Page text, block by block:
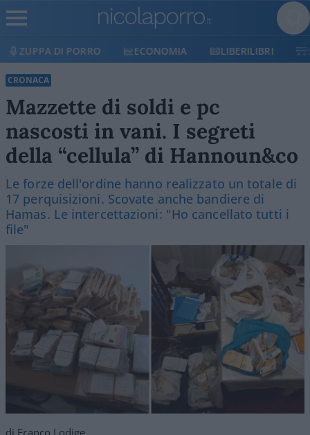
ECONOMIA LIBERILIBRI SHOP SOSTIENICI
CRONACA
Mazzette di soldi e pc
nascosti in vani. I segreti
della “cellula” di Hannoun&co
Le forze dell'ordine hanno realizzato un totale di
17 perquisizioni. Scovate anche bandiere di
Hamas. Le intercettazioni: "Ho cancellato tutti i
file"
di Franco Lodige